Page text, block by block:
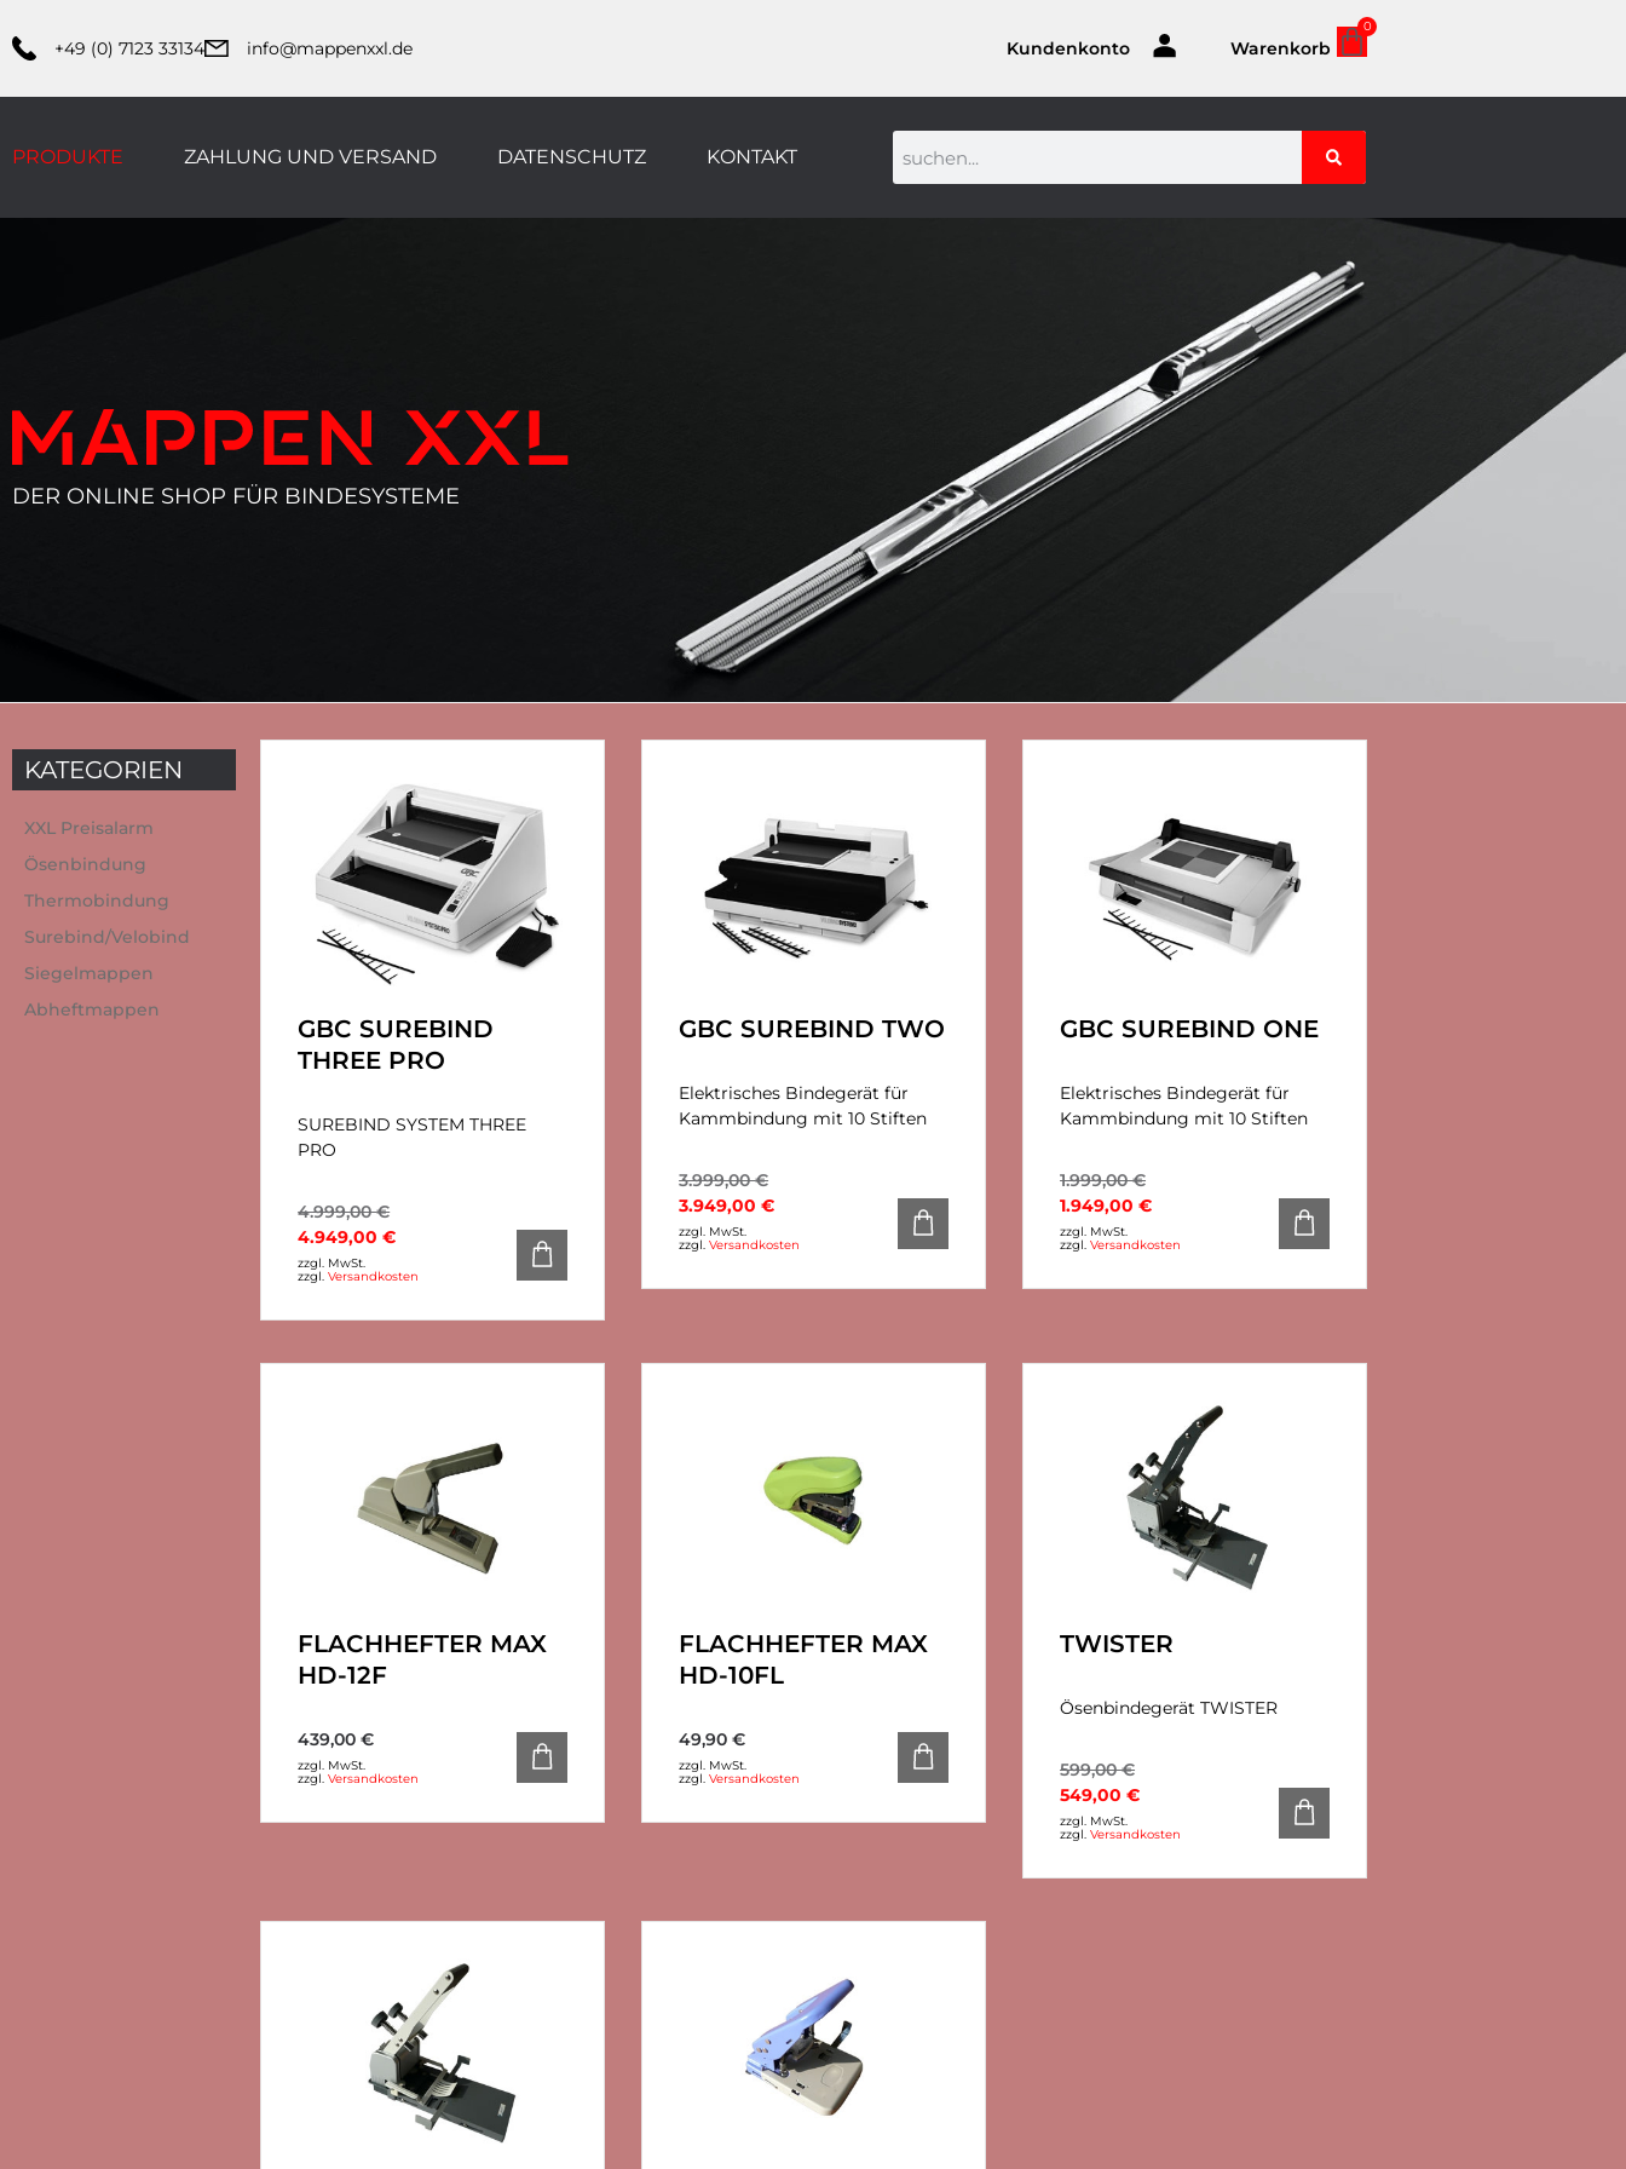
+49 (0) 7123 33134 info@mappenxxl.de Kundenkonto Warenkorb
0
PRODUKTE ZAHLUNG UND VERSAND DATENSCHUTZ KONTAKT
DER ONLINE SHOP FÜR BINDESYSTEME
KATEGORIEN
XXL Preisalarm
Ösenbindung
Thermobindung
Surebind/Velobind
Siegelmappen
Abheftmappen
GBC SUREBIND
THREE PRO
SUREBIND SYSTEM THREE
PRO
4.999,00€
4.949,00€
zzgl. MwSt.
zzgl.Versandkosten
GBC SUREBIND TWO
Elektrisches Bindegerät für
Kammbindung mit 10 Stiften
3.999,00€
3.949,00€
zzgl. MwSt.
zzgl.Versandkosten
GBC SUREBIND ONE
Elektrisches Bindegerät für
Kammbindung mit 10 Stiften
1.999,00€
1.949,00€
zzgl. MwSt.
zzgl.Versandkosten
FLACHHEFTER MAX
HD-12F
439,00€
zzgl. MwSt.
zzgl.Versandkosten
FLACHHEFTER MAX
HD-10FL
49,90€
zzgl. MwSt.
zzgl.Versandkosten
TWISTER
Ösenbindegerät TWISTER
599,00€
549,00€
zzgl. MwSt.
zzgl.Versandkosten